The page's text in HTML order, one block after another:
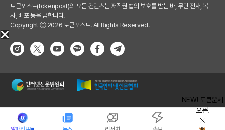
NEW! 토큰운세
오픈!
토큰포스트(tokenpost)의 모든 컨텐츠는 저작권 법의 보호를 받는 바, 무단 전재, 복
사, 배포 등을 금합니다.
Copyright ⓒ 2026 토큰포스트. All Rights Reserved.